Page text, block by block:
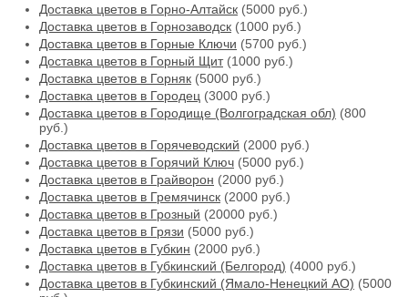
Доставка цветов в Горно-Алтайск (5000 руб.)
Доставка цветов в Горнозаводск (1000 руб.)
Доставка цветов в Горные Ключи (5700 руб.)
Доставка цветов в Горный Щит(1000 руб.)
Доставка цветов в Горняк (5000 руб.)
Доставка цветов в Городец (3000 руб.)
Доставка цветов в Городище (Волгоградская обл) (800
руб.)
Доставка цветов в Горячеводский (2000 руб.)
Доставка цветов в Горячий Ключ (5000 руб.)
Доставка цветов в Грайворон (2000 руб.)
Доставка цветов в Гремячинск (2000 руб.)
Доставка цветов в Грозный (20000 руб.)
Доставка цветов в Грязи (5000 руб.)
Доставка цветов в Губкин (2000 руб.)
Доставка цветов в Губкинский (Белгород) (4000 руб.)
Доставка цветов в Губкинский (Ямало-Ненецкий АО) (5000